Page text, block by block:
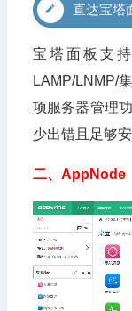
直达宝塔
宝塔面板支
LAMP/LNMP/
项服务器管理
少出错且足够安
二、AppNode